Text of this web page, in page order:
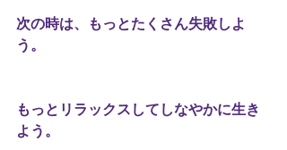
次の時は、もっとたくさん失敗しよ
う。
もっとリラックスしてしなやかに生き
よう。